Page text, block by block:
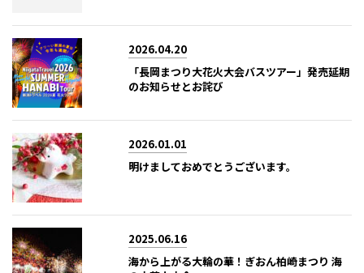
2026.04.20
「長岡まつり大花火大会バスツアー」発売延期
のお知らせとお詫び
2026.01.01
明けましておめでとうございます。
2025.06.16
海から上がる大輪の華！ぎおん柏崎まつり 海